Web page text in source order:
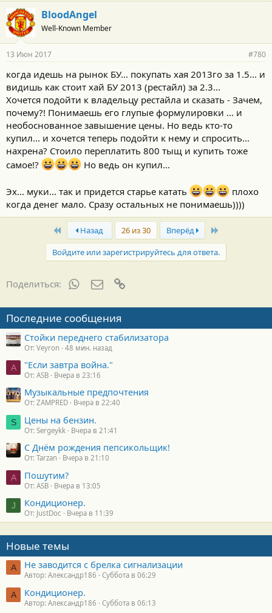
BloodAngel
Well-Known Member
13 Июн 2017 #780
когда идешь на рынок БУ... покупать хая 2013го за 1.5... и
видишь как стоит хай БУ 2013 (рестайл) за 2.3...
Хочется подойти к владельцу рестайла и сказать - Зачем,
почему?! Понимаешь его глупые формулировки ... и
необоснованное завышение цены. Но ведь кто-то
купил... и хочется теперь подойти к нему и спросить...
нахрена? Стоило переплатить 800 тыщ и купить тоже
самое!?
Но ведь он купил...
Эх... муки... так и придется старье катать
плохо
когда денег мало. Сразу остальных не понимаешь))))
First Назад 26 из 30 Вперёд
Войдите или зарегистрируйтесь для ответа.
Поделиться: WhatsAppЭлектронная почта
Последние сообщения
Стойки переднего стабилизатора
От: Veyron 48 мин. назад
A "Если завтра война."
От: ASB Вчера в 23:16
Музыкальные предпочтения
От: ZAMPRED Вчера в 22:40
S Цены на бензин.
От: Sergeykk Вчера в 21:41
С Днём рождения пепсикольщик!
От: Tarzan Вчера в 21:10
A Пошутим?
От: ASB Вчера в 13:05
J Кондиционер.
От: JustDoc Вчера в 11:39
Новые темы
А Не заводится с брелка сигнализации
Автор: Александр186 Суббота в 06:29
А Кондиционер.
Автор: Александр186 Суббота в 06:13